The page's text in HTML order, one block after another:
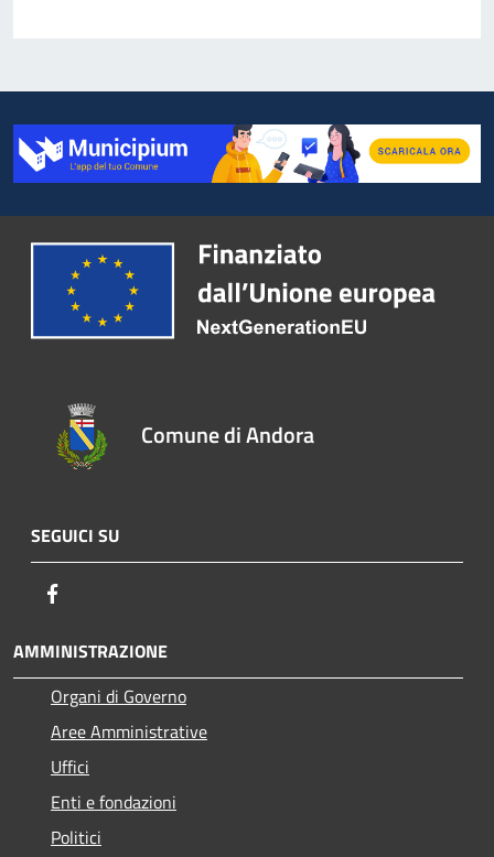
Comune di Andora
SEGUICI SU
AMMINISTRAZIONE
Organi di Governo
Aree Amministrative
Uffici
Enti e fondazioni
Politici